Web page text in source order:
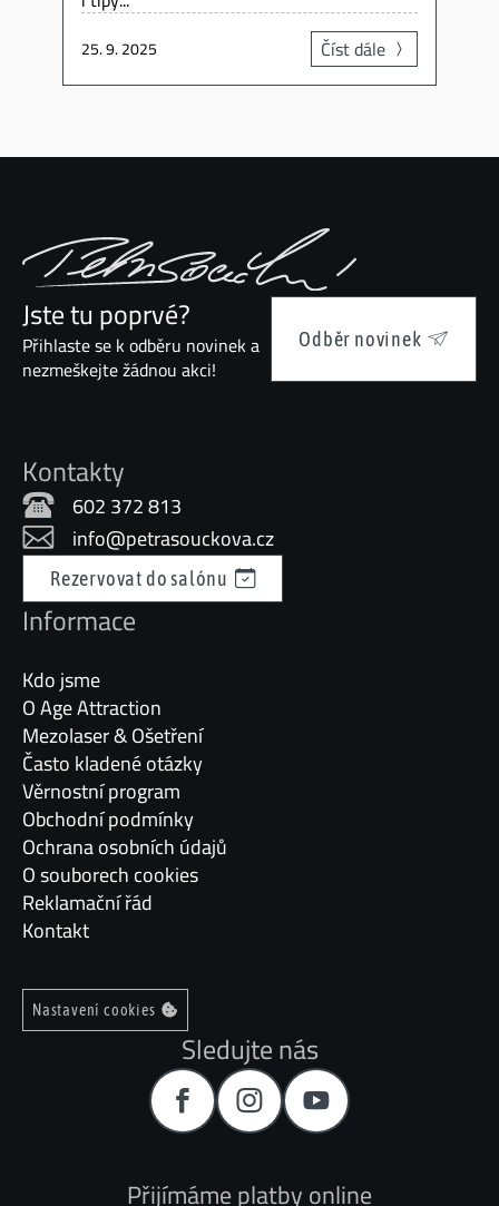
25. 9. 2025 Číst dále
Jste tu poprvé?
Přihlaste se k odběru novinek a
nezmeškejte žádnou akci!
Odběr novinek
Kontakty
602 372 813
info@petrasouckova.cz
Rezervovat do salónu
Informace
Kdo jsme
O Age Attraction
Mezolaser & Ošetření
Často kladené otázky
Věrnostní program
Obchodní podmínky
Ochrana osobních údajů
O souborech cookies
Reklamační řád
Kontakt
Nastavení cookies
Sledujte nás
Přijímáme platby online